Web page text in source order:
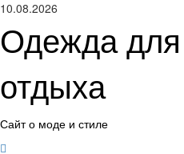
Перейти
содержимому
10.08.2026
Одежда
отдыха
Сайт о моде и стиле